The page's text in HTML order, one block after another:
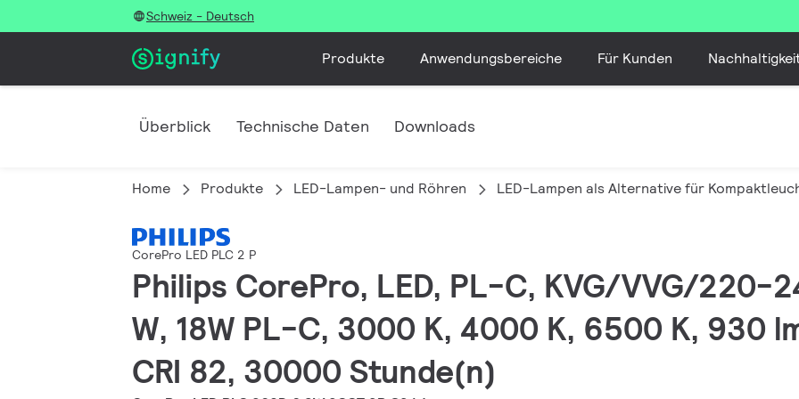
Schweiz - Deutsch
Produkte Anwendungsbereiche Für Kunden
Überblick Technische Daten Downloads
Home Produkte LED-Lampen- und Röhren LED-Lampen als Alternative für
CorePro LED PLC 2 P
Philips CorePro, LED, PL-C, KVG/VVG/220-
W, 18W PL-C, 3000 K, 4000 K, 6500 K, 930
CRI 82, 30000 Stunde(n)